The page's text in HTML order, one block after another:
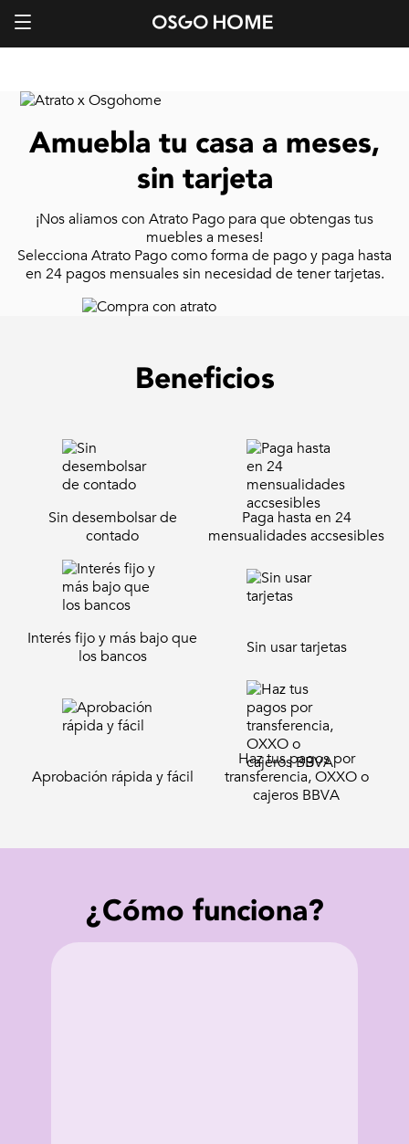
Amuebla tu casa a meses,
sin tarjeta
¡Nos aliamos con Atrato Pago para que obtengas tus
muebles a meses!
Selecciona Atrato Pago como forma de pago y paga hasta
en 24 pagos mensuales sin necesidad de tener tarjetas.
Beneficios
Sin desembolsar de
contado
Paga hasta en 24
mensualidades accsesibles
Interés fijo y más bajo que
los bancos
Sin usar tarjetas
Aprobación rápida y fácil
Haz tus pagos por
transferencia, OXXO o
cajeros BBVA
¿Cómo funciona?